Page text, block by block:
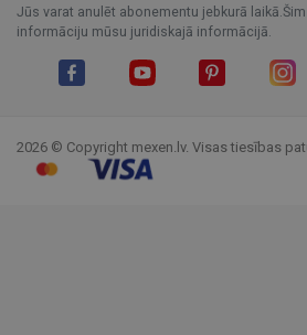
Jūs varat anulēt abonementu jebkurā
informāciju mūsu juridiskajā informācijā.
2026 © Copyright mexen.lv. Visas tiesības